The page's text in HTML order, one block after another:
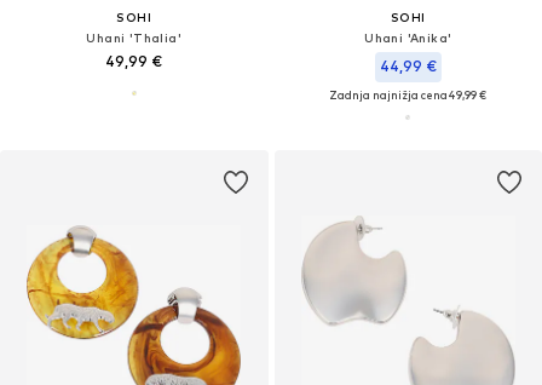
SOHI
Uhani 'Thalia'
49,99 €
SOHI
Uhani 'Anika'
44,99 €
Zadnja najnižja cena49,99 €